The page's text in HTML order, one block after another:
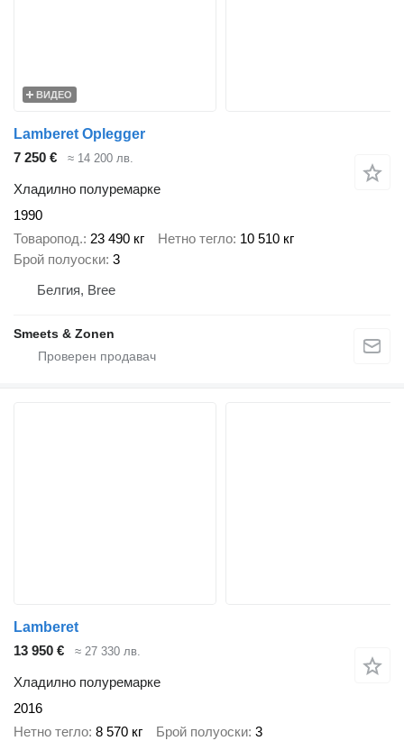
ВИДЕО
Lamberet Oplegger
7 250 €
≈ 14 200 лв.
Хладилно полуремарке
1990
Товаропод. 23 490 кг Нетно тегло 10 510 кг
Брой полуоски 3
Белгия, Bree
Smeets & Zonen
Lamberet
13 950 €
≈ 27 330 лв.
Хладилно полуремарке
2016
Нетно тегло 8 570 кг Брой полуоски 3